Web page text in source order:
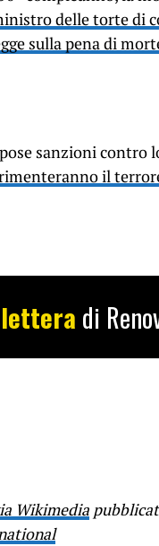
delle torte di
sulla pena di
sanzioni contro
il
di
Wikimedia